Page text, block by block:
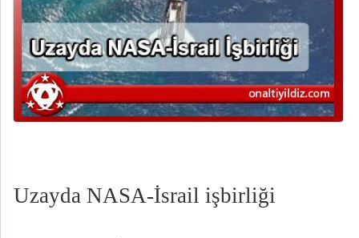
Uzayda NASA-İsrail işbirliği